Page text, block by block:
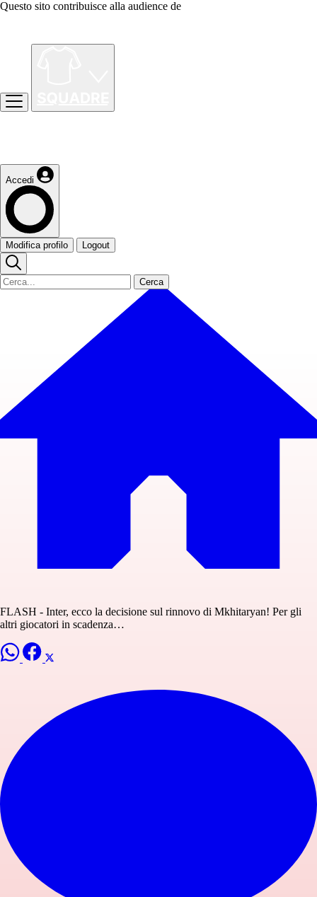
Questo sito contribuisce alla audience de
Accedi
Modifica profilo Logout
Cerca
FLASH - Inter, ecco la decisione sul rinnovo di Mkhitaryan! Per gli
altri giocatori in scadenza…